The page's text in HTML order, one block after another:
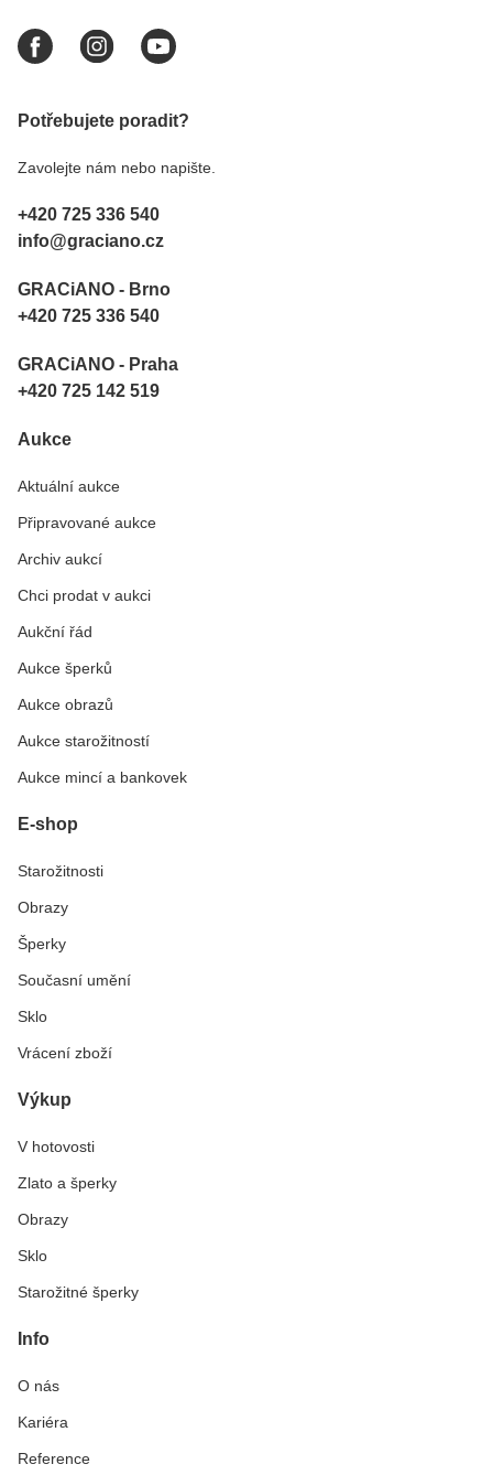
Potřebujete poradit?
Zavolejte nám nebo napište.
+420 725 336 540
info@graciano.cz
GRACiANO - Brno
+420 725 336 540
GRACiANO - Praha
+420 725 142 519
Aukce
Aktuální aukce
Připravované aukce
Archiv aukcí
Chci prodat v aukci
Aukční řád
Aukce šperků
Aukce obrazů
Aukce starožitností
Aukce mincí a bankovek
E-shop
Starožitnosti
Obrazy
Šperky
Současní umění
Sklo
Vrácení zboží
Výkup
V hotovosti
Zlato a šperky
Obrazy
Sklo
Starožitné šperky
Info
O nás
Kariéra
Reference